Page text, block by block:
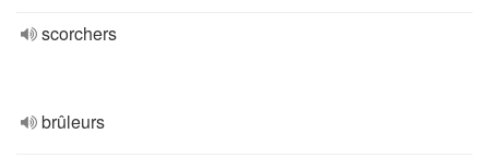
scorchers
brûleurs